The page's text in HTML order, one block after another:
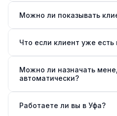
используем webhook или
клиент завершил диалог с
Можно ли показывать
отправляет клиенту
статусом.
Что если клиент уже есть
если находит — добавляет
Можно ли назначать
автоматически?
типу услуги, загрузке
Работаете ли вы в Уфа?